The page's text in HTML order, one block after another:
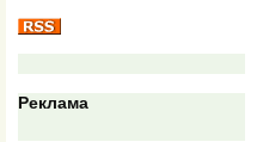
Реклама